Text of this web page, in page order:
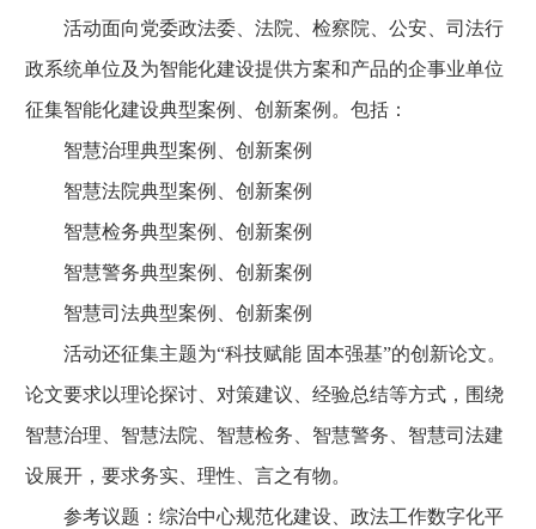
活动面向党委政法委、法院、检察院、公安、司法行
政系统单位及为智能化建设提供方案和产品的企事业单位
征集智能化建设典型案例、创新案例。包括：
智慧治理典型案例、创新案例
智慧法院典型案例、创新案例
智慧检务典型案例、创新案例
智慧警务典型案例、创新案例
智慧司法典型案例、创新案例
活动还征集主题为“科技赋能 固本强基”的创新论文。
论文要求以理论探讨、对策建议、经验总结等方式，围绕
智慧治理、智慧法院、智慧检务、智慧警务、智慧司法建
设展开，要求务实、理性、言之有物。
参考议题：综治中心规范化建设、政法工作数字化平